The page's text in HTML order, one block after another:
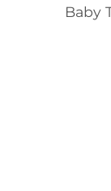
Baby